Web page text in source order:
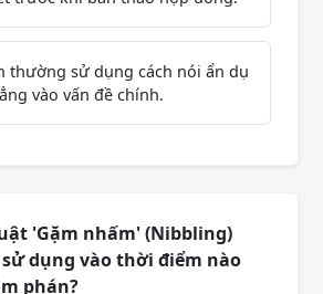
thường sử dụng cách nói ẩn dụ
vào vấn đề chính.
'Gặm nhấm' (Nibbling)
dụng vào thời điểm nào
phán?